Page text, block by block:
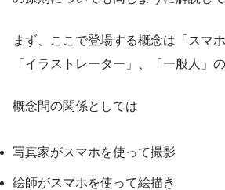
まず、ここで登場する概念は「スマ
「イラストレーター」、「一般人」
概念間の関係としては
写真家がスマホを使って撮影
絵師がスマホを使って絵描き